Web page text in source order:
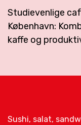
Studievenlige
København:
kaffe og
Sushi, salat,